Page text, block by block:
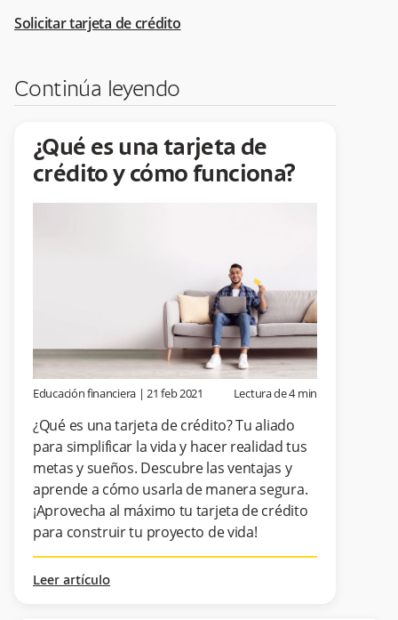
Solicitar tarjeta de crédito
Continúa leyendo
¿Qué es una tarjeta de
crédito y cómo funciona?
Educación financiera | 21 feb 2021 Lectura de4min
¿Qué es una tarjeta de crédito? Tu aliado
para simplificar la vida y hacer realidad tus
metas y sueños. Descubre las ventajas y
aprende a cómo usarla de manera segura.
¡Aprovecha al máximo tu tarjeta de crédito
para construir tu proyecto de vida!
Leer artículo